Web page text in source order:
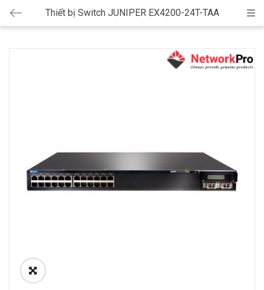
Thiết bị Switch JUNIPER EX4200-24T-TAA